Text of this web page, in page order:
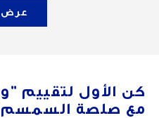
عرض
كن الأول لتقييم
مع صلصة